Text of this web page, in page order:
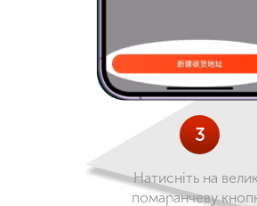
3
Натисніть на
помаранчеву